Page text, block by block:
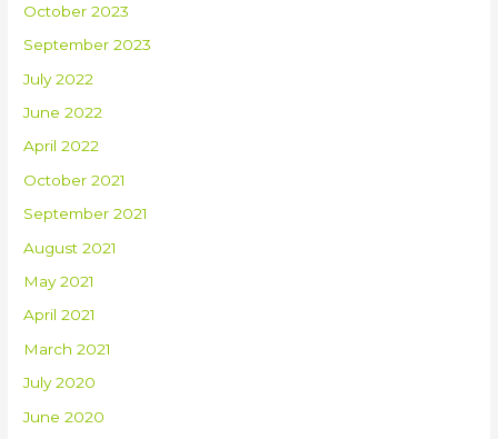
October 2023
September 2023
July 2022
June 2022
April 2022
October 2021
September 2021
August 2021
May 2021
April 2021
March 2021
July 2020
June 2020